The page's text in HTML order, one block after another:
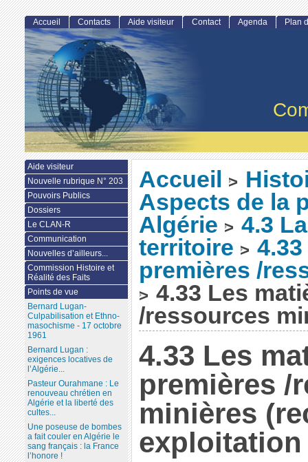
Accueil >
Aspects de la
Algérie > 4.3
territoire >
premières /
> 4.33 Les
/ressources
4.33 Les
premières /
minières
exploitation
Accueil Contacts Aide visiteur Contact Agenda Plan
Aide visiteur
Nouvelle rubrique N° 203
Pouvoirs Publics
Dossiers
Le CLAN-R
Communication
Nouvelles d’ailleurs...
Commission Histoire et
Réalité des Faits
Points de vue
Bernard Lugan-
Culpabilisation et Ethno-
masochisme - 17 octobre
1961
Bernard Lugan :
exigences locatives de
l’Algérie...
Pasteur Ourahmane : Le
renouveau chrétien en
Algérie et la liberté des
cultes...
Une poseuse de bombes
a fait couler en Algérie le
sang français : la France
l’honore !